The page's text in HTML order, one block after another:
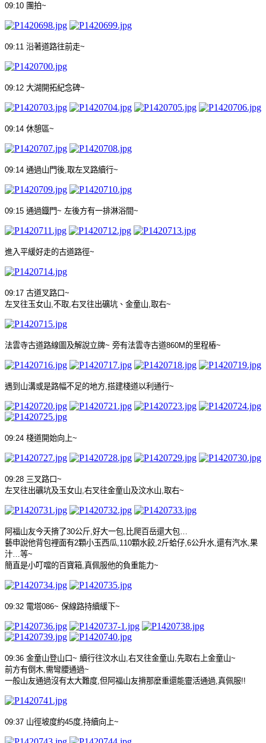
09:10 團拍~
09:11 沿著道路往前走~
09:12 大湖開拓紀念碑~
09:14 休憩區~
09:14 通過山門後 取左叉路續行~
09:15 通過鐡門~ 左後方有一排淋浴間~
進入平緩好走的古道路徑~
09:17 古道叉路口~
左叉往玉女山 不取 右叉往出礦坑、金童山 取右~
法雲寺古道路線圖及解說立牌~ 旁有法雲寺古道860M 的里程樁~
遇到山溝或是路幅不足的地方 搭建棧道以利通行~
09:24 棧道開始向上~
09:28 三叉路口~
左叉往出礦坑及玉女山 右叉往金童山及汶水山 取右~
阿福山友今天揹了30公斤 好大一包 比爬百岳還大包
藝申說他背包裡面有2顆小玉西瓜 ,110顆水餃 ,2斤蛤仔 ,6公升水 還有汽水 果
汁
等~
簡直是小叮噹的百寶箱 真佩服他的負重能力~
09:32 電塔086~ 保線路持續緩下~
09:36 金童山登山口~ 續行往汶水山 右叉往金童山 先取右上金童山~
前方有倒木 需彎腰通過~
一般山友通過沒有太大難度 但阿福山友揹那麼重還能靈活通過 真佩服!!
09:37 山徑坡度約45度 持續向上~